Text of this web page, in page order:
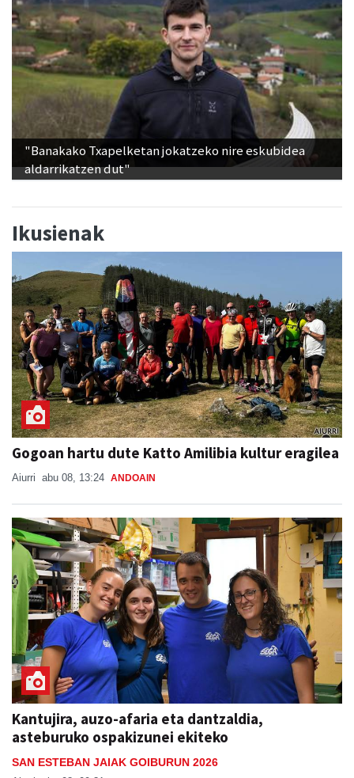
"Banakako Txapelketan jokatzeko nire eskubidea
aldarrikatzen dut"
Ikusienak
Gogoan hartu dute Katto Amilibia kultur eragilea
Aiurri abu 08, 13:24 ANDOAIN
Kantujira, auzo-afaria eta dantzaldia,
asteburuko ospakizunei ekiteko
SAN ESTEBAN JAIAK GOIBURUN 2026